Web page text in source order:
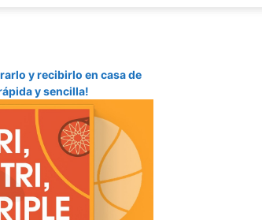
y recibirlo en casa de
y sencilla!